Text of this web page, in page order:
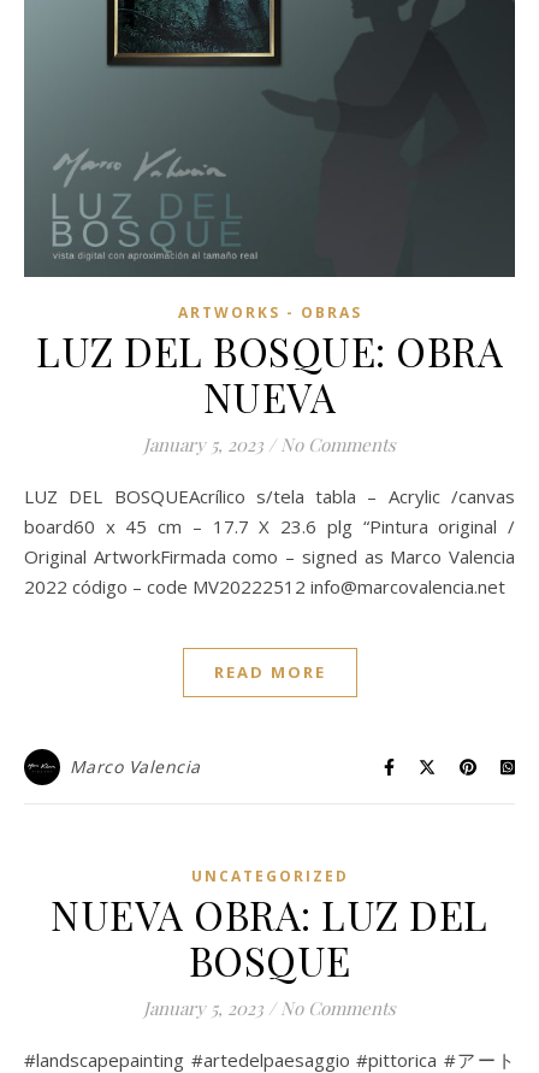
ARTWORKS - OBRAS
LUZ DEL BOSQUE: OBRA
NUEVA
January 5, 2023 / No Comments
LUZ DEL BOSQUEAcrílico s/tela tabla – Acrylic /canvas
board60 x 45 cm – 17.7 X 23.6 plg “Pintura original /
Original ArtworkFirmada como – signed as Marco Valencia
2022 código – code MV20222512 info@marcovalencia.net
READ MORE
Marco Valencia
UNCATEGORIZED
NUEVA OBRA: LUZ DEL
BOSQUE
January 5, 2023 / No Comments
#landscapepainting #artedelpaesaggio #pittorica #アート